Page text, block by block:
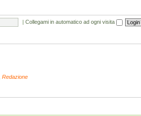
|Collegami in automatico ad ogni visita
Redazione